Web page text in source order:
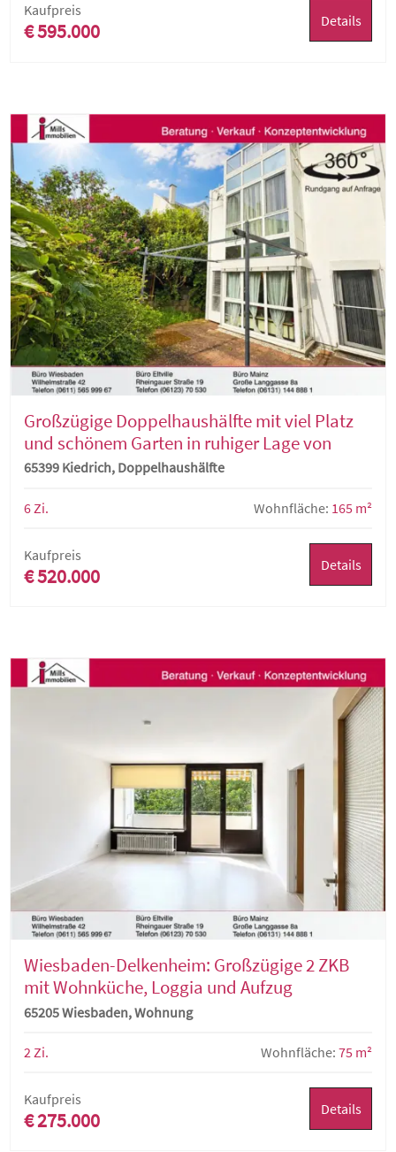
Kaufpreis
€ 595.000 Details
Großzügige Doppelhaushälfte mit viel Platz
und schönem Garten in ruhiger Lage von
Kiedrich
65399 Kiedrich, Doppelhaushälfte
6 Zi. Wohnfläche: 165 m²
Kaufpreis
€ 520.000 Details
Wiesbaden-Delkenheim: Großzügige 2 ZKB
mit Wohnküche, Loggia und Aufzug
65205 Wiesbaden, Wohnung
2 Zi. Wohnfläche: 75 m²
Kaufpreis
€ 275.000 Details